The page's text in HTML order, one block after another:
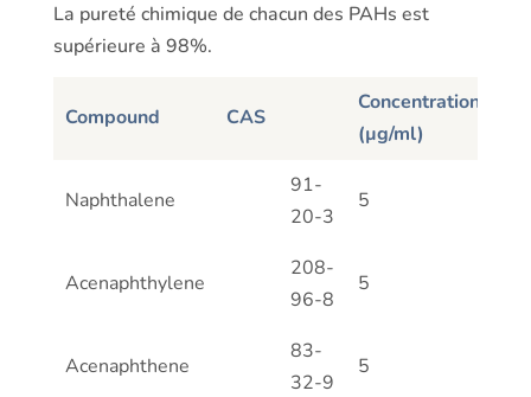
La pureté chimique de chacun des PAHs est
supérieure à 98%.
Compound CAS
Concentration
(µg/ml)
CAS
(µg/ml)
Naphthalene
91-
20-3
5
Acenaphthylene
208-
96-8
5
Acenaphthene
83-
32-9
5